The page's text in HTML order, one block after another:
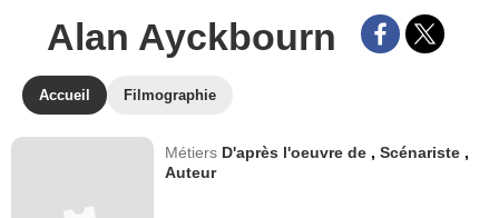
Alan Ayckbourn
Accueil Filmographie
Métiers D'après l'oeuvre de ,Scénariste ,
Auteur